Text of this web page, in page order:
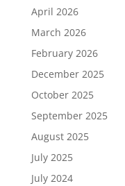
April 2026
March 2026
February 2026
December 2025
October 2025
September 2025
August 2025
July 2025
July 2024